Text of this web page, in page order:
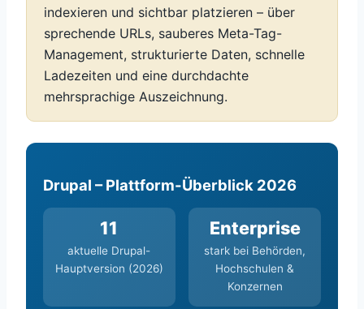
indexieren und sichtbar platzieren – über
sprechende URLs, sauberes Meta-Tag-
Management, strukturierte Daten, schnelle
Ladezeiten und eine durchdachte
mehrsprachige Auszeichnung.
Drupal – Plattform-Überblick 2026
11
aktuelle Drupal-
Hauptversion (2026)
Enterprise
stark bei Behörden,
Hochschulen &
Konzernen